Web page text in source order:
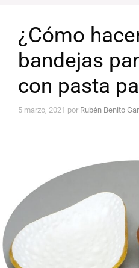
¿Cómo
bandejas
con pasta
5 marzo, 2021 por Rubén Benito